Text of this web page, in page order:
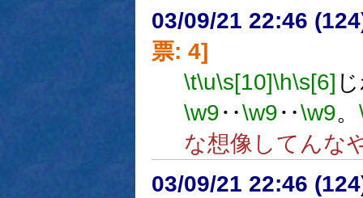
03/09/21 22:46
票: 4]
\t\u\s[10]\h\s[6]
\w9‥\w9‥\w9。
な想像してんな
03/09/21 22:46